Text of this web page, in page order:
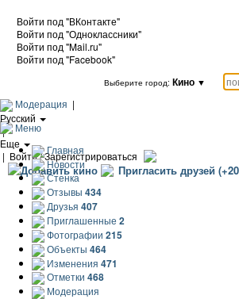
Войти под "ВКонтакте"
Войти под "Одноклассники"
Войти под "Mail.ru"
Войти под "Facebook"
Выберите город: Кино ▼
Модерация |
Русский
|
Еще
| Войти / Зарегистрироваться
Добавить кино Пригласить друзей
Меню
Главная
Новости
Стенка
Отзывы 434
Друзья 407
Приглашенные 2
Фотографии 215
Объекты 464
Изменения 471
Отметки 468
Модерация